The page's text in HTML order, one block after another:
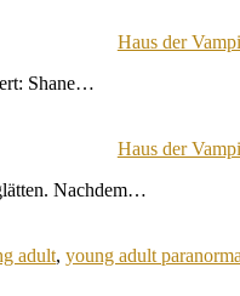
Haus der
Shane…
Haus der
Nachdem…
adult, young adult